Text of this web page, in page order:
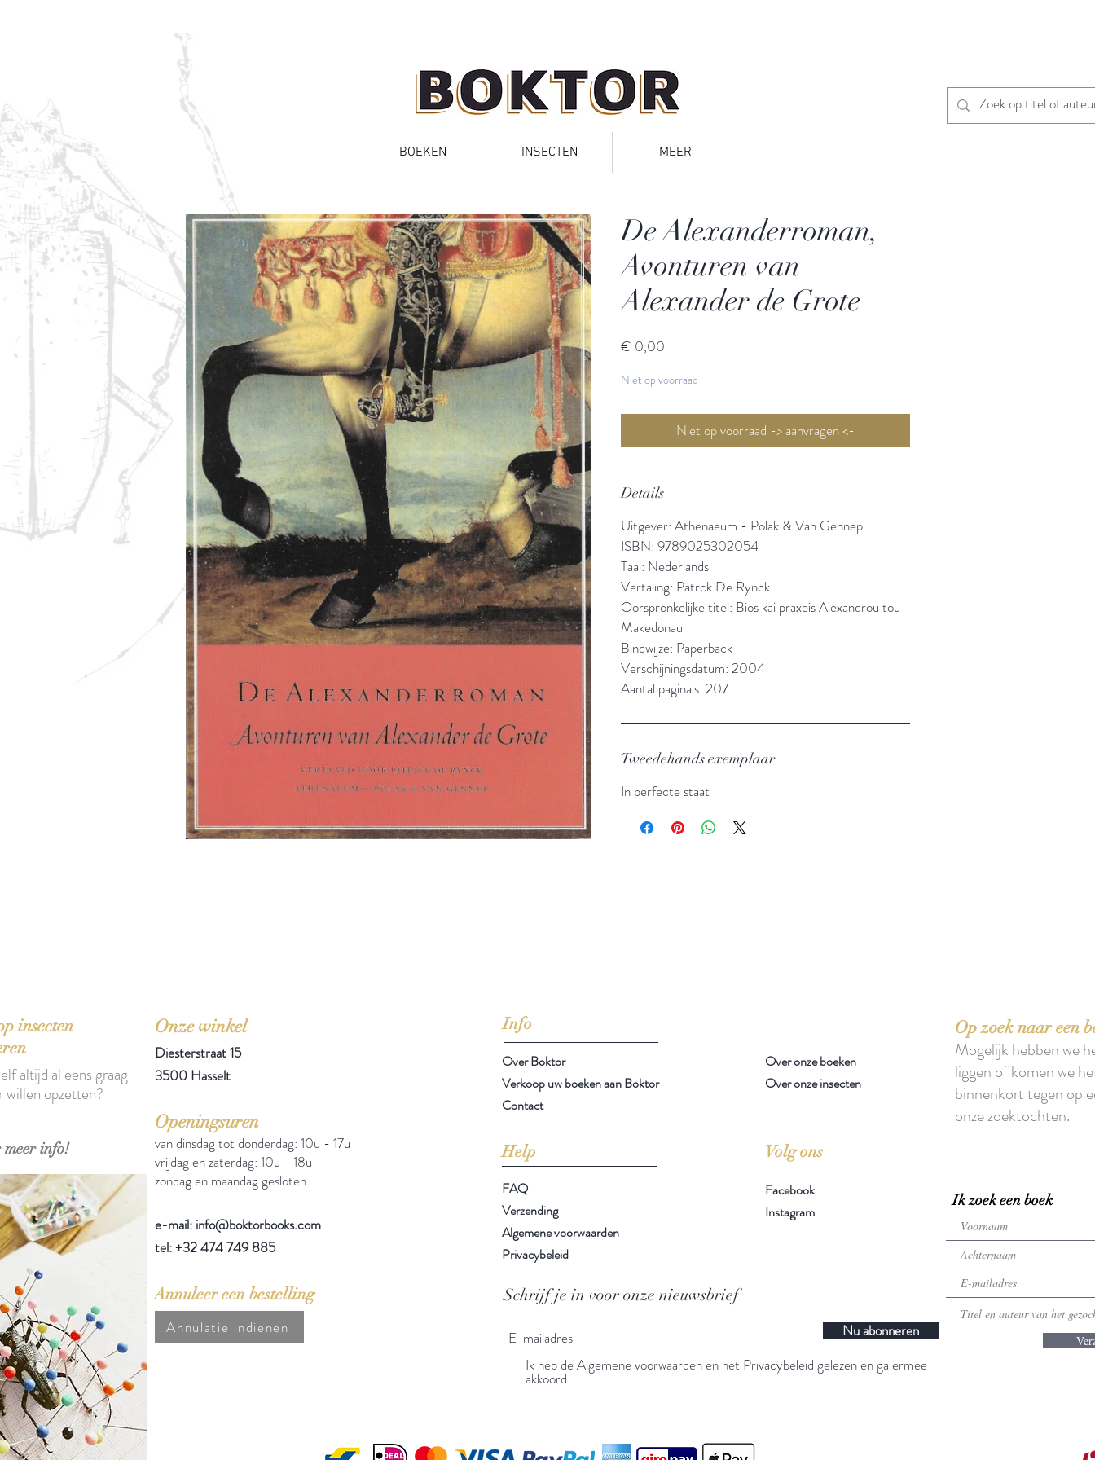
BOEKEN INSECTEN MEER
De Alexanderroman,
Avonturen van
Alexander de Grote
€ 0,00
Niet op voorraad
Niet op voorraad -> aanvragen <-
Details
Uitgever: Athenaeum - Polak & Van Gennep
ISBN: 9789025302054
Taal: Nederlands
Vertaling: Patrck De Rynck
Oorspronkelijke titel: Bios kai praxeis Alexandrou tou
Makedonau
Bindwijze: Paperback
Verschijningsdatum: 2004
Aantal pagina's: 207
Tweedehands exemplaar
In perfecte staat
insecten
info!
altijd al eens graag
willen opzetten?
Onze winkel
Diesterstraat 15
3500 Hasselt
Openingsuren
van dinsdag tot donderdag: 10u - 17u
vrijdag en zaterdag: 10u - 18u
zondag en maandag gesloten
e-mail: info@boktorbooks.com
tel: +32 474 749 885
Info
Over Boktor
Verkoop uw boeken aan Boktor
Contact
Help Volg ons
Op zoek naar een
Mogelijk hebben we
liggen of komen we
binnenkort tegen op
onze zoektochten.
FAQ
Verzending
Algemene voorwaarden
Privacybeleid
Facebook
Instagram
Schrijf je in voor onze nieuwsbrief
Nu abonneren
Ik heb de Algemene voorwaarden en het Privacybeleid gelezen en ga ermee
akkoord
Ik zoek een boek
Over onze boeken
Over onze insecten
Annuleer een bestelling
Annulatie indienen